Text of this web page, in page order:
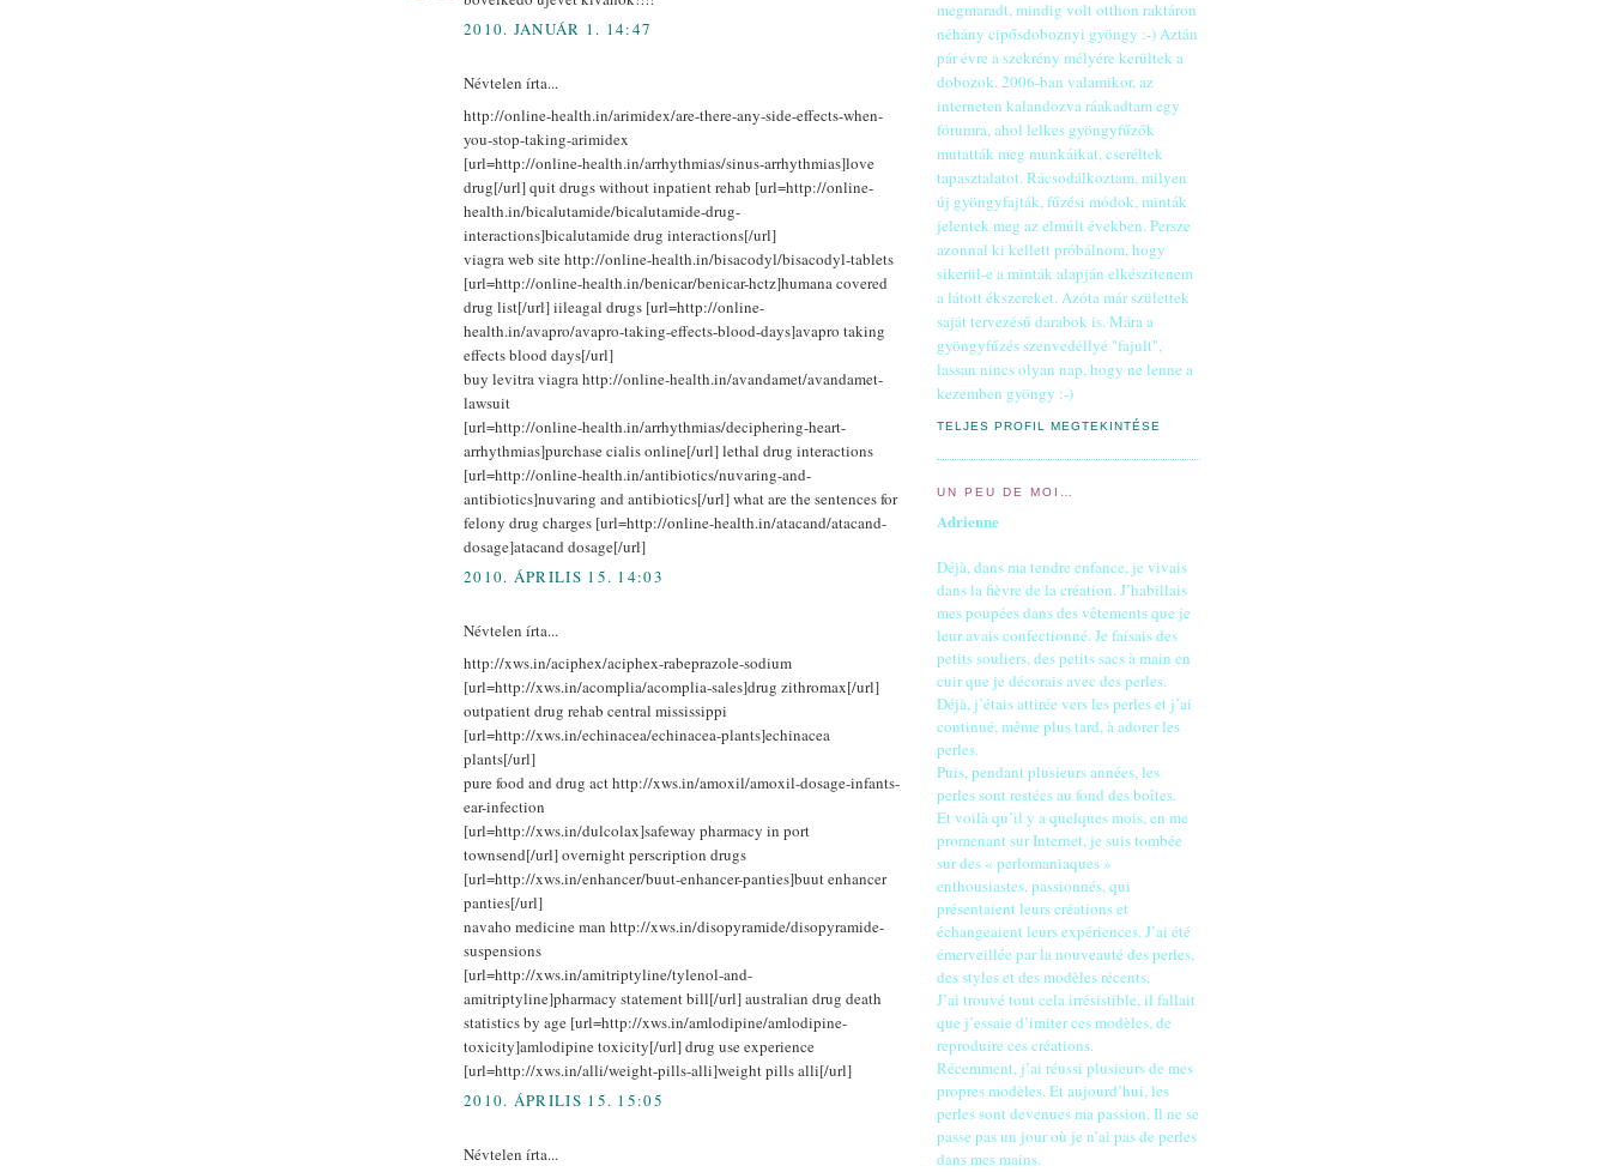
2010. JANUÁR 1. 14:47
Névtelen írta...
http://online-health.in/arimidex/are-there-any-side-effects-when-
you-stop-taking-arimidex
[url=http://online-health.in/arrhythmias/sinus-arrhythmias]love
drug[/url] quit drugs without inpatient rehab [url=http://online-
health.in/bicalutamide/bicalutamide-drug-
interactions]bicalutamide drug interactions[/url]
viagra web site http://online-health.in/bisacodyl/bisacodyl-tablets
[url=http://online-health.in/benicar/benicar-hctz]humana covered
drug list[/url] iileagal drugs [url=http://online-
health.in/avapro/avapro-taking-effects-blood-days]avapro taking
effects blood days[/url]
buy levitra viagra http://online-health.in/avandamet/avandamet-
lawsuit
[url=http://online-health.in/arrhythmias/deciphering-heart-
arrhythmias]purchase cialis online[/url] lethal drug interactions
[url=http://online-health.in/antibiotics/nuvaring-and-
antibiotics]nuvaring and antibiotics[/url] what are the sentences for
felony drug charges [url=http://online-health.in/atacand/atacand-
dosage]atacand dosage[/url]
2010. ÁPRILIS 15. 14:03
Névtelen írta...
http://xws.in/aciphex/aciphex-rabeprazole-sodium
[url=http://xws.in/acomplia/acomplia-sales]drug zithromax[/url]
outpatient drug rehab central mississippi
[url=http://xws.in/echinacea/echinacea-plants]echinacea
plants[/url]
pure food and drug act http://xws.in/amoxil/amoxil-dosage-infants-
ear-infection
[url=http://xws.in/dulcolax]safeway pharmacy in port
townsend[/url] overnight perscription drugs
[url=http://xws.in/enhancer/buut-enhancer-panties]buut enhancer
panties[/url]
navaho medicine man http://xws.in/disopyramide/disopyramide-
suspensions
[url=http://xws.in/amitriptyline/tylenol-and-
amitriptyline]pharmacy statement bill[/url] australian drug death
statistics by age [url=http://xws.in/amlodipine/amlodipine-
toxicity]amlodipine toxicity[/url] drug use experience
[url=http://xws.in/alli/weight-pills-alli]weight pills alli[/url]
2010. ÁPRILIS 15. 15:05
Névtelen írta...
megmaradt, mindig volt otthon raktáron
néhány cipősdoboznyi gyöngy :-) Aztán
pár évre a szekrény mélyére kerültek a
dobozok. 2006-ban valamikor, az
interneten kalandozva ráakadtam egy
fórumra, ahol lelkes gyöngyfűzők
mutatták meg munkáikat, cseréltek
tapasztalatot. Rácsodálkoztam, milyen
új gyöngyfajták, fűzési módok, minták
jelentek meg az elmúlt években. Persze
azonnal ki kellett próbálnom, hogy
sikerül-e a minták alapján elkészítenem
a látott ékszereket. Azóta már születtek
saját tervezésű darabok is. Mára a
gyöngyfűzés szenvedéllyé "fajult",
lassan nincs olyan nap, hogy ne lenne a
kezemben gyöngy :-)
TELJES PROFIL MEGTEKINTÉSE
UN PEU DE MOI…
Adrienne
Déjà, dans ma tendre enfance, je vivais
dans la fièvre de la création. J’habillais
mes poupées dans des vêtements que je
leur avais confectionné. Je faisais des
petits souliers, des petits sacs à main en
cuir que je décorais avec des perles.
Déjà, j’étais attirée vers les perles et j’ai
continué, même plus tard, à adorer les
perles.
Puis, pendant plusieurs années, les
perles sont restées au fond des boîtes.
Et voilà qu’il y a quelques mois, en me
promenant sur Internet, je suis tombée
sur des « perlomaniaques »
enthousiastes, passionnés, qui
présentaient leurs créations et
échangeaient leurs expériences. J’ai été
émerveillée par la nouveauté des perles,
des styles et des modèles récents.
J’ai trouvé tout cela irrésistible, il fallait
que j’essaie d’imiter ces modèles, de
reproduire ces créations.
Récemment, j’ai réussi plusieurs de mes
propres modèles. Et aujourd’hui, les
perles sont devenues ma passion. Il ne se
passe pas un jour où je n’ai pas de perles
dans mes mains.